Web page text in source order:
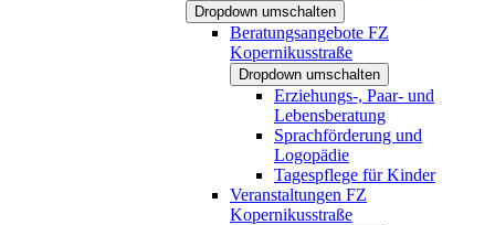
Dropdown umschalten
Beratungsangebote FZ
Kopernikusstraße
Dropdown umschalten
Erziehungs-, Paar- und
Lebensberatung
Sprachförderung und
Logopädie
Tagespflege für Kinder
Veranstaltungen FZ
Kopernikusstraße